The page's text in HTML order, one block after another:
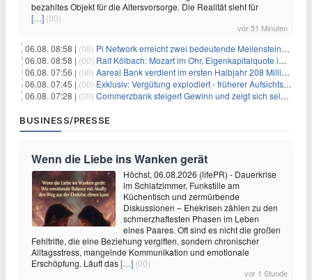
bezahltes Objekt für die Altersvorsorge. Die Realität sieht für
[…] (00)
vor 51 Minuten
06.08. 08:58 | (00) Pi Network erreicht zwei bedeutende Meilensteine in einer Rallye
06.08. 08:58 | (00) Ralf Kölbach: Mozart im Ohr, Eigenkapitalquote im Blick - wie dieser Denker die Westerwald Bank führt
06.08. 07:56 | (00) Aareal Bank verdient im ersten Halbjahr 208 Millionen Euro
06.08. 07:45 | (00) Exklusiv: Vergütung explodiert - früherer Aufsichtsratschef gibt aus Protest Ehrentitel ab
06.08. 07:28 | (00) Commerzbank steigert Gewinn und zeigt sich selbstbewusst gegenüber Unicredit
BUSINESS/PRESSE
Wenn die Liebe ins Wanken gerät
Höchst, 06.08.2026 (lifePR) - Dauerkrise
im Schlafzimmer, Funkstille am
Küchentisch und zermürbende
Diskussionen – Ehekrisen zählen zu den
schmerzhaftesten Phasen im Leben
eines Paares. Oft sind es nicht die großen
Fehltritte, die eine Beziehung vergiften, sondern chronischer
Alltagsstress, mangelnde Kommunikation und emotionale
Erschöpfung. Läuft das[…] (00)
vor 1 Stunde